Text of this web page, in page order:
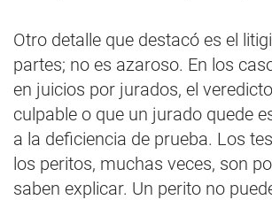
Otro detalle que destacó es el
partes; no es azaroso. En los
en juicios por jurados, el
culpable o que un jurado quede
a la deficiencia de prueba. Los
los peritos, muchas veces, son
saben explicar. Un perito no